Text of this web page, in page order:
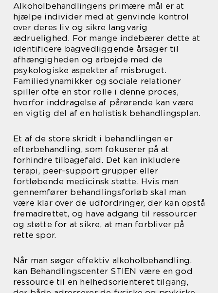
Alkoholbehandlingens primære mål er at
hjælpe individer med at genvinde kontrol
over deres liv og sikre langvarig
ædruelighed. For mange indebærer dette at
identificere bagvedliggende årsager til
afhængigheden og arbejde med de
psykologiske aspekter af misbruget.
Familiedynamikker og sociale relationer
spiller ofte en stor rolle i denne proces,
hvorfor inddragelse af pårørende kan være
en vigtig del af en holistisk behandlingsplan.
Et af de store skridt i behandlingen er
efterbehandling, som fokuserer på at
forhindre tilbagefald. Det kan inkludere
terapi, peer-support grupper eller
fortløbende medicinsk støtte. Hvis man
gennemfører behandlingsforløb skal man
være klar over de udfordringer, der kan opstå
fremadrettet, og have adgang til ressourcer
og støtte for at sikre, at man forbliver på
rette spor.
Når man søger effektiv alkoholbehandling,
kan Behandlingscenter STIEN være en god
ressource til en helhedsorienteret tilgang,